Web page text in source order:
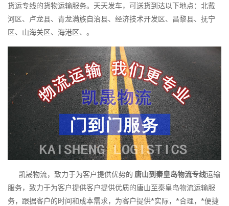
货运专线的货物运输服务。天天发车，可送货到达以下地点：北戴
河区、卢龙县、青龙满族自治县、经济技术开发区、昌黎县、抚宁
区、山海关区、海港区、。
凯晟物流，致力于为客户提供优势的 唐山到秦皇岛物流专线运输
服务，致力于为客户提供客户提供优质的唐山至秦皇岛物流运输服
务，跟据客户的时间和成本需求，为客户提供*实际，*合理，*便捷